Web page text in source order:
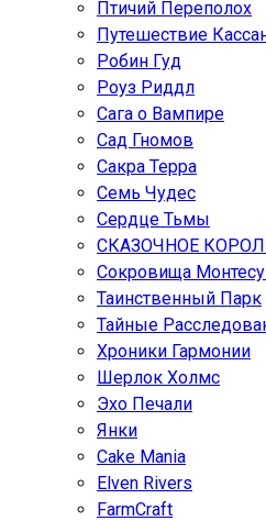
Птичий Переполох
Путешествие
Робин Гуд
Роуз Риддл
Сага о Вампире
Сад Гномов
Сакра Терра
Семь Чудес
Сердце Тьмы
СКАЗОЧНОЕ
Сокровища
Таинственный Парк
Тайные
Хроники Гармонии
Шерлок Холмс
Эхо Печали
Янки
Cake Mania
Elven Rivers
FarmCraft